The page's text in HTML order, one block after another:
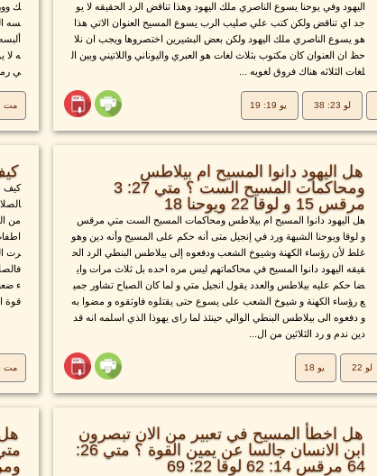
اليهود وفي يوحنا يسوع الناصري ملك اليهود وهذا تناقض الرد الحقيقه لا يو
جد اي تناقض ولكن كتب علي صليب الرب يسوع المسيح العنوان الاتي هذا
هو يسوع الناصري ملك اليهود ولكن بعض البشيرين اختصروها ويجب ان نلا
حظ ان العنوان كان مكتوب بثلاث لغات هو العبري واليوناني واللاتيني وبين ال
لغات الثلاثه هناك فروق لغويه ...
لو 23: 38 يو 19: 19
ك
سه
ه لا
ي
مت 27: 27
هل اليهود دانوا المسيح ام بيلاطس
ومحاكمات المسيح الست ؟ متي 27: 3
مرقس 15 و لوقا 22 ويوحنا 18
هل اليهود دانوا المسيح ام بيلاطس ومحاكمات المسيح الست متي مرقس
و لوقا ويوحنا الشبهة ورد في إنجيل متى أنه حكم على المسيح وأنه دين وهو
غلط لأن رؤساء الكهنة وشيوخ الشعب ودفعوه إلى بيلاطس البنطي الرد الح
قيقه اليهود دانوا المسيح في محاكماتهم ليس مره احده بل ثلاث مرات واي
ضا حكم عليه بيلاطس والعدد يقول انجيل متي و لما كان الصباح تشاور جمي
ع رؤساء الكهنة و شيوخ الشعب على يسوع حتى يقتلوه فاوثقوه و مضوا به
و دفعوه الى بيلاطس البنطي الوالي حينئذ لما راى يهوذا الذي اسلمه انه قد
دين ندم و رد الثلاثين من ال...
لو 22 يو 18
كيف
من
رت
ء
قوة
مت 26: 40
هل اخطأ المسيح في تعبير من الان تبصرون
ابن الانسان جالسا عن يمين القوة ؟ متي 26:
64 مرقس 14: 62 لوقا 22: 69